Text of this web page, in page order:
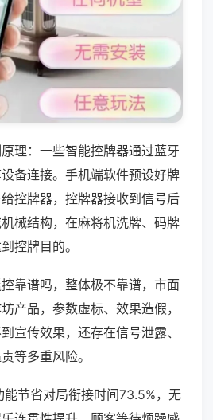
理：一些智能控牌器通过蓝牙
备连接。手机端软件预设好牌
控牌器，控牌器接收到信号后
械结构，在麻将机洗牌、码牌
控牌目的。
靠谱吗，整体极不靠谱，市面
产品，参数虚标、效果造假，
宣传效果，还存在信号泄露、
等多重风险。
节省对局衔接时间73.5%，无